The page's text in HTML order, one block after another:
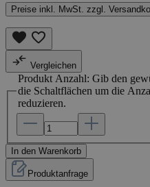
Preise inkl. MwSt. zzgl.
Vergleichen
Produkt Anzahl: Gib den
die Schaltflächen um die
reduzieren.
In den Warenkorb
Produktanfrage